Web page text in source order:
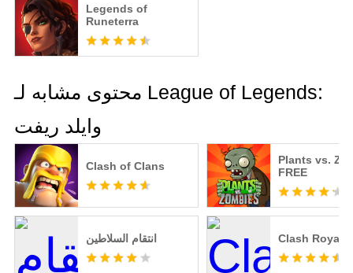
Legends of
Runeterra
محتوى مشابه لـ League of Legends:
وايلد ريفت
Clash of Clans
Plants vs.
FREE
انتقام السلاطين Clash Royale